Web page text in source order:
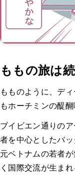
ももの旅は
もものように、デ
もホーチミンの醍醐
ブイビエン通りの
者を中心としたバ
元ベトナムの若者
く国際交流が生ま